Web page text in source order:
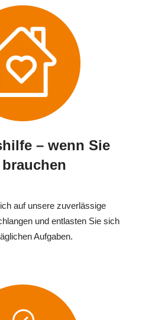
– wenn Sie
auf unsere zuverlässige
und entlasten Sie sich
Aufgaben.